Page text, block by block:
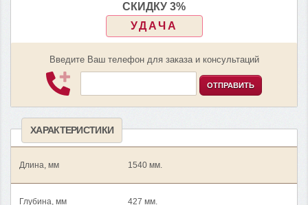
СКИДКУ 3%
УДАЧА
Введите Ваш телефон для заказа и консультаций
ОТПРАВИТЬ
ХАРАКТЕРИСТИКИ
Длина, мм 1540 мм.
Глубина, мм 427 мм.